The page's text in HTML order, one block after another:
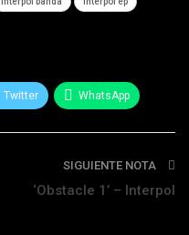
Twitter WhatsApp
SIGUIENTE NOTA
‘Obstacle 1’ – Interpol